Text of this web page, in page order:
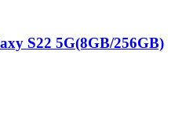
S22 5G(8GB/256GB)